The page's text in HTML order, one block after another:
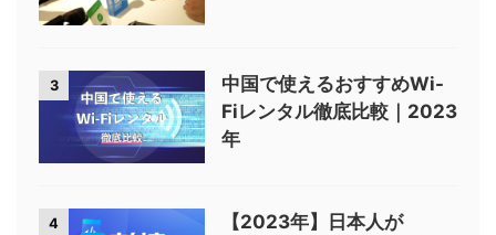
3
中国で使えるおすすめWi-
Fiレンタル徹底比較｜2023
年
4
【2023年】日本人が